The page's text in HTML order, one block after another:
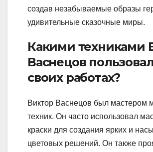
создав незабываемые образы
удивительные сказочные миры.
Какими техниками
Васнецов
своих работах?
Виктор Васнецов был мастером
техник. Он часто использовал
краски для создания ярких и
цветовых решений. Он также